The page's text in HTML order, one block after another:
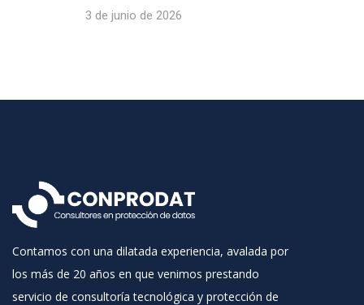
3 de junio de 2026
Contamos con una dilatada experiencia, avalada por
los más de 20 años en que venimos prestando
servicio de consultoría tecnológica y protección de